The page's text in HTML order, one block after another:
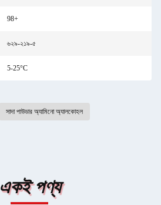
98+
৬২৯-২১৯-৫
5-25°C
সাদা পাউডার অ্যামিনো অ্যালকোহল
একই পণ্য